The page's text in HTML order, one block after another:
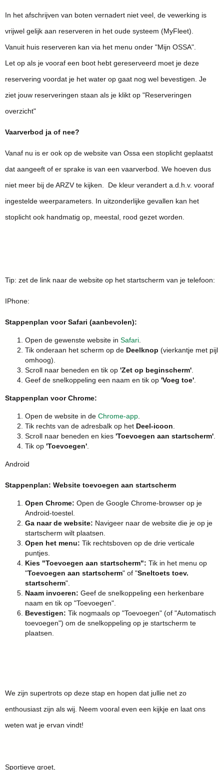
In het afschrijven van boten vernadert niet veel, de vewerking is
vrijwel gelijk aan reserveren in het oude systeem (MyFleet).
Vanuit huis reserveren kan via het menu onder "Mijn OSSA".
Let op als je vooraf een boot hebt gereserveerd moet je deze
reservering voordat je het water op gaat nog wel bevestigen. Je
ziet jouw reserveringen staan als je klikt op "Reserveringen
overzicht"
Vaarverbod ja of nee?
Vanaf nu is er ook op de website van Ossa een stoplicht geplaatst
dat aangeeft of er sprake is van een vaarverbod. We hoeven dus
niet meer bij de ARZV te kijken. De kleur verandert a.d.h.v. vooraf
ingestelde weerparameters. In uitzonderlijke gevallen kan het
stoplicht ook handmatig op, meestal, rood gezet worden.
Tip: zet de link naar de website op het startscherm van je telefoon:
IPhone:
Stappenplan voor Safari (aanbevolen):
Open de gewenste website in Safari
Tik onderaan het scherm op de Deelknop (vierkantje met pijl
omhoog).
Scroll naar beneden en tik op 'Zet op beginscherm'
Geef de snelkoppeling een naam en tik op 'Voeg toe'
Stappenplan voor Chrome:
Open de website in de Chrome-app
Tik rechts van de adresbalk op het Deel-icoon
Scroll naar beneden en kies 'Toevoegen aan startscherm'
Tik op 'Toevoegen'
Android
Stappenplan: Website toevoegen aan startscherm
Open Chrome: Open de Google Chrome-browser op je
Android-toestel.
Ga naar de website: Navigeer naar de website die je op je
startscherm wilt plaatsen.
Open het menu: Tik rechtsboven op de drie verticale
puntjes.
Kies "Toevoegen aan startscherm": Tik in het menu op
"Toevoegen aan startscherm" of "Sneltoets toev.
startscherm".
Naam invoeren: Geef de snelkoppeling een herkenbare
naam en tik op "Toevoegen".
Bevestigen: Tik nogmaals op "Toevoegen" (of "Automatisch
toevoegen") om de snelkoppeling op je startscherm te
plaatsen.
We zijn supertrots op deze stap en hopen dat jullie net zo
enthousiast zijn als wij. Neem vooral even een kijkje en laat ons
weten wat je ervan vindt!
Sportieve groet,